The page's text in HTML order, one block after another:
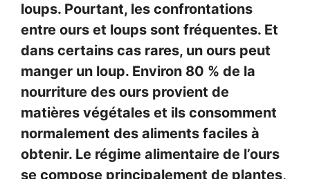
loups. Pourtant, les confrontations
entre ours et loups sont fréquentes. Et
dans certains cas rares, un ours peut
manger un loup. Environ 80 % de la
nourriture des ours provient de
matières végétales et ils consomment
normalement des aliments faciles à
obtenir. Le régime alimentaire de l’ours
se compose principalement de plantes,